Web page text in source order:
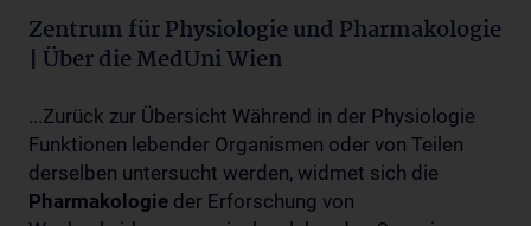
Zentrum für Physiologie und Pharmakologie
| Über die MedUni Wien
...Zurück zur Übersicht Während in der Physiologie
Funktionen lebender Organismen oder von Teilen
derselben untersucht werden, widmet sich die
Pharmakologie der Erforschung von